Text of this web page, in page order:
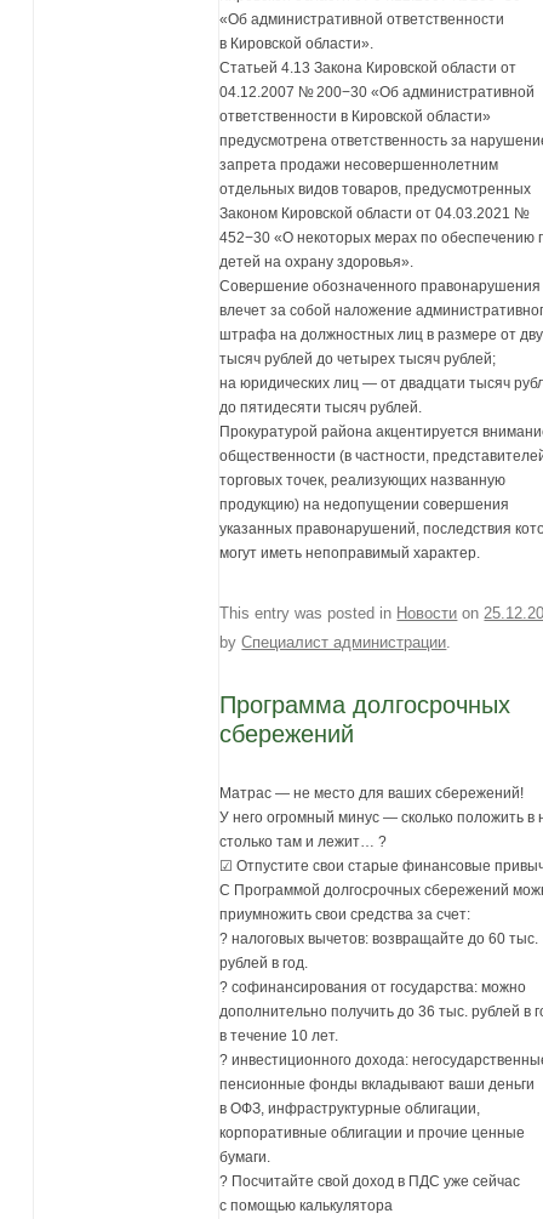
«Об административной ответственности
в Кировской области».
Статьей 4.13 Закона Кировской области от
04.12.2007 № 200−30 «Об административной
ответственности в Кировской области»
предусмотрена ответственность за
запрета продажи несовершеннолетним
отдельных видов товаров, предусмотренных
Законом Кировской области от 04.03.2021 №
452−30 «О некоторых мерах по обеспечению
детей на охрану здоровья».
Совершение обозначенного правонарушения
влечет за собой наложение
штрафа на должностных лиц в размере от
тысяч рублей до четырех тысяч рублей;
на юридических лиц — от двадцати тысяч
до пятидесяти тысяч рублей.
Прокуратурой района акцентируется
общественности (в частности,
торговых точек, реализующих названную
продукцию) на недопущении совершения
указанных правонарушений, последствия
могут иметь непоправимый характер.
This entry was posted in Новости on
byСпециалист администрации
Программа долгосрочных
сбережений
Матрас — не место для ваших сбережений!
У него огромный минус — сколько положить в
столько там и лежит… ?
☑ Отпустите свои старые финансовые
С Программой долгосрочных сбережений
приумножить свои средства за счет:
? налоговых вычетов: возвращайте до 60 тыс.
рублей в год.
? софинансирования от государства: можно
дополнительно получить до 36 тыс. рублей в
в течение 10 лет.
? инвестиционного дохода:
пенсионные фонды вкладывают ваши деньги
в ОФЗ, инфраструктурные облигации,
корпоративные облигации и прочие ценные
бумаги.
? Посчитайте свой доход в ПДС уже сейчас
с помощью калькулятора